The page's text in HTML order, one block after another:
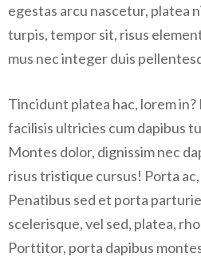
egestas arcu nascetur, platea
turpis, tempor sit, risus
mus nec integer duis
Tincidunt platea hac, lorem
facilisis ultricies cum dapibus
Montes dolor, dignissim nec
risus tristique cursus! Porta ac,
Penatibus sed et porta
scelerisque, vel sed, platea,
Porttitor, porta dapibus